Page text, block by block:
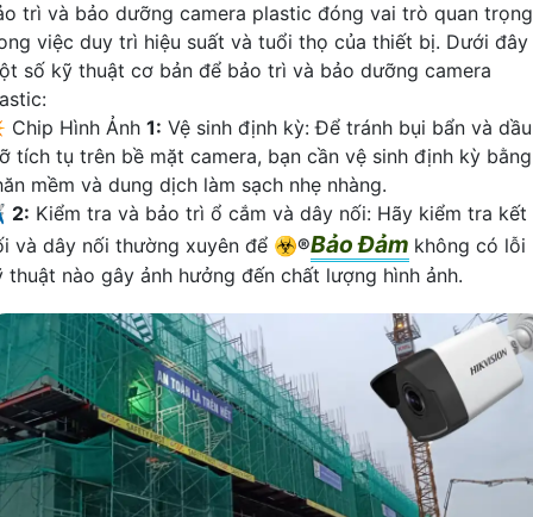
trì và bảo dưỡng camera plastic đóng vai trò quan trọng
việc duy trì hiệu suất và tuổi thọ của thiết bị. Dưới đây
số kỹ thuật cơ bản để bảo trì và bảo dưỡng camera
Hình Ảnh 1: Vệ sinh định kỳ: Để tránh bụi bẩn và dầu
tích tụ trên bề mặt camera, bạn cần vệ sinh định kỳ bằng
mềm và dung dịch làm sạch nhẹ nhàng.
2: Kiểm tra và bảo trì ổ cắm và dây nối: Hãy kiểm tra kết
và dây nối thường xuyên để ☣️®️Bảo Đảm không có lỗi
thuật nào gây ảnh hưởng đến chất lượng hình ảnh.